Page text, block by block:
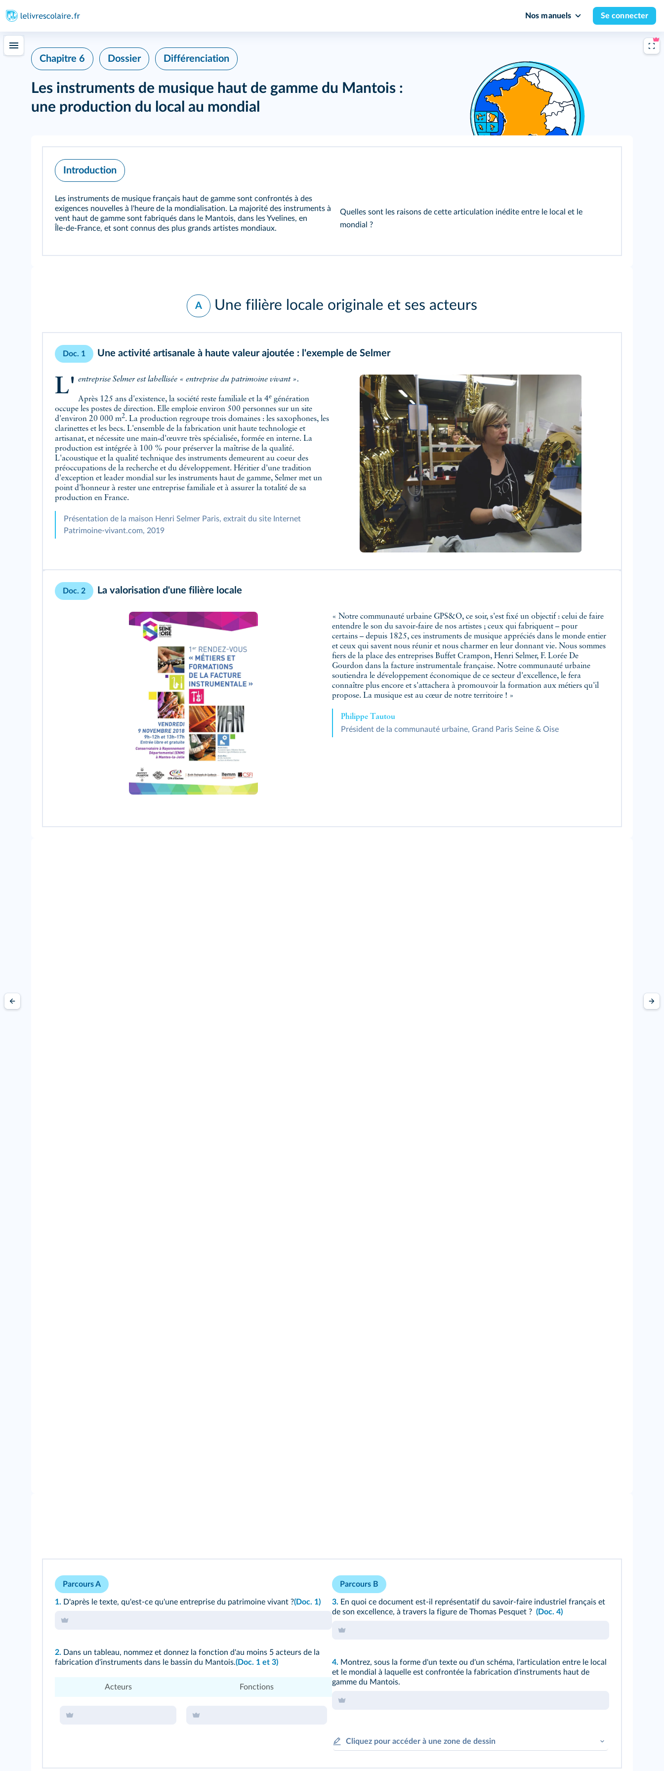
Nos manuels Se connecter
Chapitre 6 Dossier Différenciation
Les instruments de musique haut de gamme du Mantois :
une production du local au mondial
Introduction
Les instruments de musique français haut de gamme sont confrontés à des
exigences nouvelles à l'heure de la mondialisation. La majorité des instruments à
vent haut de gamme sont fabriqués dans le Mantois, dans les Yvelines, en
Île‑de‑France, et sont connus des plus grands artistes mondiaux.
Quelles sont les raisons de cette articulation inédite entre le local et le
mondial ?
A Une filière locale originale et ses acteurs
Doc. 1 Une activité artisanale à haute valeur ajoutée : l'exemple de Selmer
L'entreprise Selmer est labellisée « entreprise du patrimoine vivant ».
Après 125 ans d'existence, la société reste familiale et la 4egénération
occupe les postes de direction. Elle emploie environ 500 personnes sur un site
d'environ 20 000 m2. La production regroupe trois domaines : les saxophones, les
clarinettes et les becs. L'ensemble de la fabrication unit haute technologie et
artisanat, et nécessite une main‑d'œuvre très spécialisée, formée en interne. La
production est intégrée à 100 % pour préserver la maîtrise de la qualité.
L'acoustique et la qualité technique des instruments demeurent au coeur des
préoccupations de la recherche et du développement. Héritier d'une tradition
d'exception et leader mondial sur les instruments haut de gamme, Selmer met un
point d'honneur à rester une entreprise familiale et à assurer la totalité de sa
production en France.
Présentation de la maison Henri Selmer Paris, extrait du site Internet
Patrimoine‑vivant.com, 2019
Doc. 2 La valorisation d'une filière locale
« Notre communauté urbaine GPS&O, ce soir, s'est fixé un objectif : celui de faire
entendre le son du savoir‑faire de nos artistes ; ceux qui fabriquent – pour
certains – depuis 1825, ces instruments de musique appréciés dans le monde entier
et ceux qui savent nous réunir et nous charmer en leur donnant vie. Nous sommes
fiers de la place des entreprises Buffet Crampon, Henri Selmer, F. Lorée De
Gourdon dans la facture instrumentale française. Notre communauté urbaine
soutiendra le développement économique de ce secteur d'excellence, le fera
connaître plus encore et s'attachera à promouvoir la formation aux métiers qu'il
propose. La musique est au cœur de notre territoire ! »
Philippe Tautou
Président de la communauté urbaine, Grand Paris Seine & Oise
Parcours A
1. D'après le texte, qu'est‑ce qu'une entreprise du patrimoine vivant ?(Doc. 1)
2. Dans un tableau, nommez et donnez la fonction d'au moins 5 acteurs de la
fabrication d'instruments dans le bassin du Mantois.(Doc. 1 et 3)
Acteurs Fonctions
Parcours B
3. En quoi ce document est‑il représentatif du savoir‑faire industriel français et
de son excellence, à travers la figure de Thomas Pesquet ? (Doc. 4)
4. Montrez, sous la forme d'un texte ou d'un schéma, l'articulation entre le local
et le mondial à laquelle est confrontée la fabrication d'instruments haut de
gamme du Mantois.
Cliquez pour accéder à une zone de dessin